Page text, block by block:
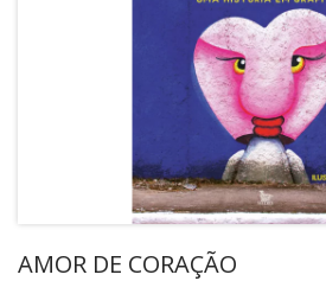
AMOR DE CORAÇÃO